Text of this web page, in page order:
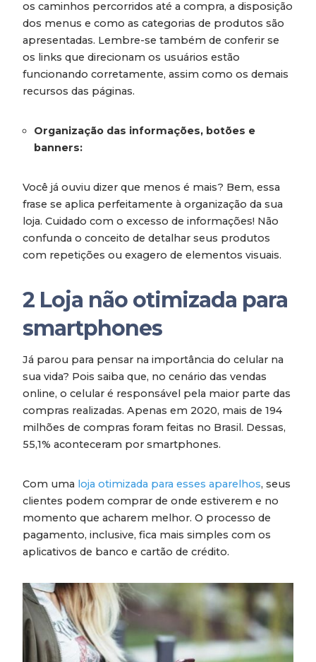
os caminhos percorridos até a compra, a disposição
dos menus e como as categorias de produtos são
apresentadas. Lembre-se também de conferir se
os links que direcionam os usuários estão
funcionando corretamente, assim como os demais
recursos das páginas.
Organização das informações, botões e
banners:
Você já ouviu dizer que menos é mais? Bem, essa
frase se aplica perfeitamente à organização da sua
loja. Cuidado com o excesso de informações! Não
confunda o conceito de detalhar seus produtos
com repetições ou exagero de elementos visuais.
2 Loja não otimizada para
smartphones
Já parou para pensar na importância do celular na
sua vida? Pois saiba que, no cenário das vendas
online, o celular é responsável pela maior parte das
compras realizadas. Apenas em 2020, mais de 194
milhões de compras foram feitas no Brasil. Dessas,
55,1% aconteceram por smartphones.
Com uma loja otimizada para esses aparelhos, seus
clientes podem comprar de onde estiverem e no
momento que acharem melhor. O processo de
pagamento, inclusive, fica mais simples com os
aplicativos de banco e cartão de crédito.